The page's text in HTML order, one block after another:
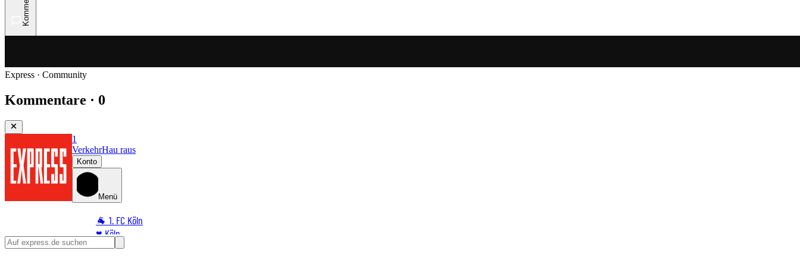
Express · Community
Kommentare · 0
1
VerkehrHau raus
Konto
Menü
🐐 1. FC Köln
♥️ Köln
⭐ Promi